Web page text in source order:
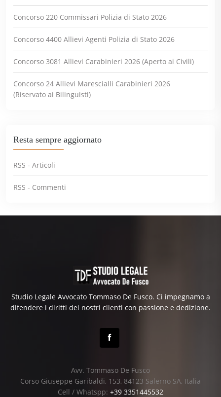
Concorso 220 Commissari Polizia di Stato 2026
Concorso 4400 Allievi Agenti Polizia di Stato 2026
Concorso 3081 Allievi Carabinieri 2026 (Aperto ai Civili)
Concorso 24 Allievi Marescialli Carabinieri 2026
(Riservato ai Bilinguisti)
Resta sempre aggiornato
RSS - Articoli
RSS - Commenti
Studio Legale Avvocato Tommaso De Fusco. Ci impegnamo a
difendere i diritti dei nostri clienti con passione e dedizione.
Avv. Tommaso De Fusco
Corso Giuseppe Garibaldi, 153, 84123 Salerno SA, Italia
Cell / Whatspp: +39 3351445532